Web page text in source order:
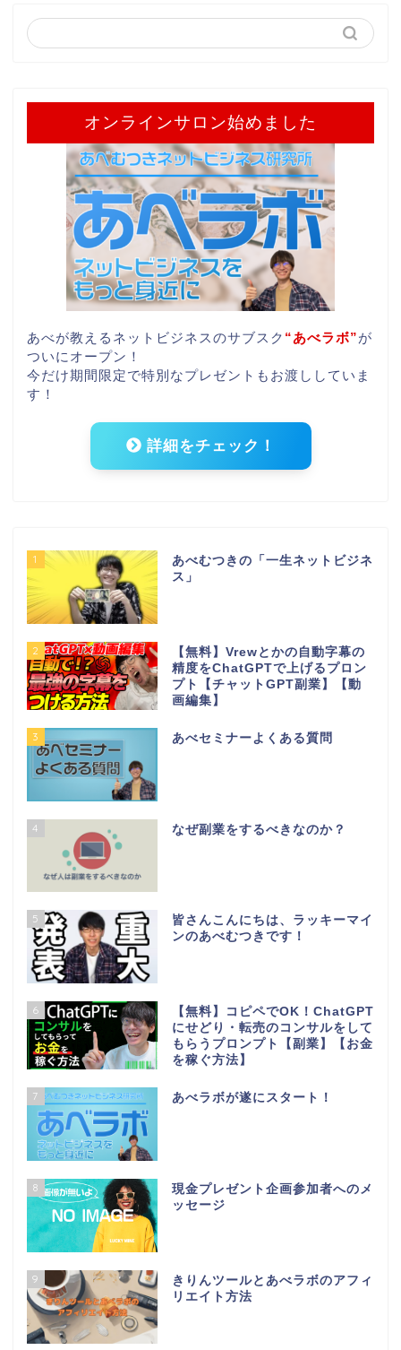
オンラインサロン始めました
あべが教えるネットビジネスのサブスク “あべラボ”が
ついにオープン！
今だけ期間限定で特別なプレゼントもお渡ししていま
す！
詳細をチェック！
1
あべむつきの「一生ネットビジネ
ス」
2
【無料】Vrewとかの自動字幕の
精度をChatGPTで上げるプロン
プト【チャットGPT副業】【動
画編集】
3 あべセミナーよくある質問
4 なぜ副業をするべきなのか？
5
皆さんこんにちは、ラッキーマイ
ンのあべむつきです！
6
【無料】コピペでOK！ChatGPT
にせどり・転売のコンサルをして
もらうプロンプト【副業】【お金
を稼ぐ方法】
7 あべラボが遂にスタート！
8
現金プレゼント企画参加者へのメ
ッセージ
9
きりんツールとあべラボのアフィ
リエイト方法